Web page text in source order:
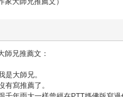
師兄推薦文：
大師兄。
寫推薦了。